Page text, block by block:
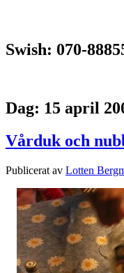
Swish: 070-
Dag: 15 april
Vårduk och
Publicerat av Lotten